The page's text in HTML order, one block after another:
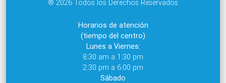
® 2026 Todos los Derechos Reservados
Horarios de atención
(tiempo del centro)
Lunes a Viernes:
8:30 am a 1:30 pm
2:30 pm a 6:00 pm
Sábado